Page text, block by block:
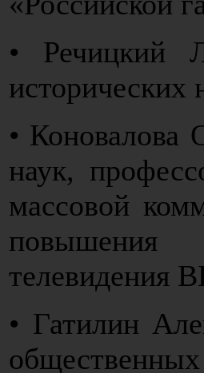
• Речицкий
• Коновалова
наук,
массовой
повышения
телевидения
• Гатилин